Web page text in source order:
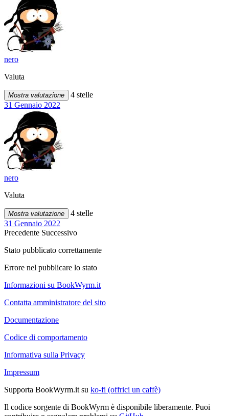
nero
Valuta
Mostra valutazione
4 stelle
31 Gennaio 2022
nero
Valuta
Mostra valutazione
4 stelle
31 Gennaio 2022
Precedente Successivo
Stato pubblicato correttamente
Errore nel pubblicare lo stato
Informazioni su BookWyrm.it
Contatta amministratore del sito
Documentazione
Codice di comportamento
Informativa sulla Privacy
Impressum
Supporta BookWyrm.it su ko-fi (offrici un caffè)
Il codice sorgente di BookWyrm è disponibile liberamente. Puoi